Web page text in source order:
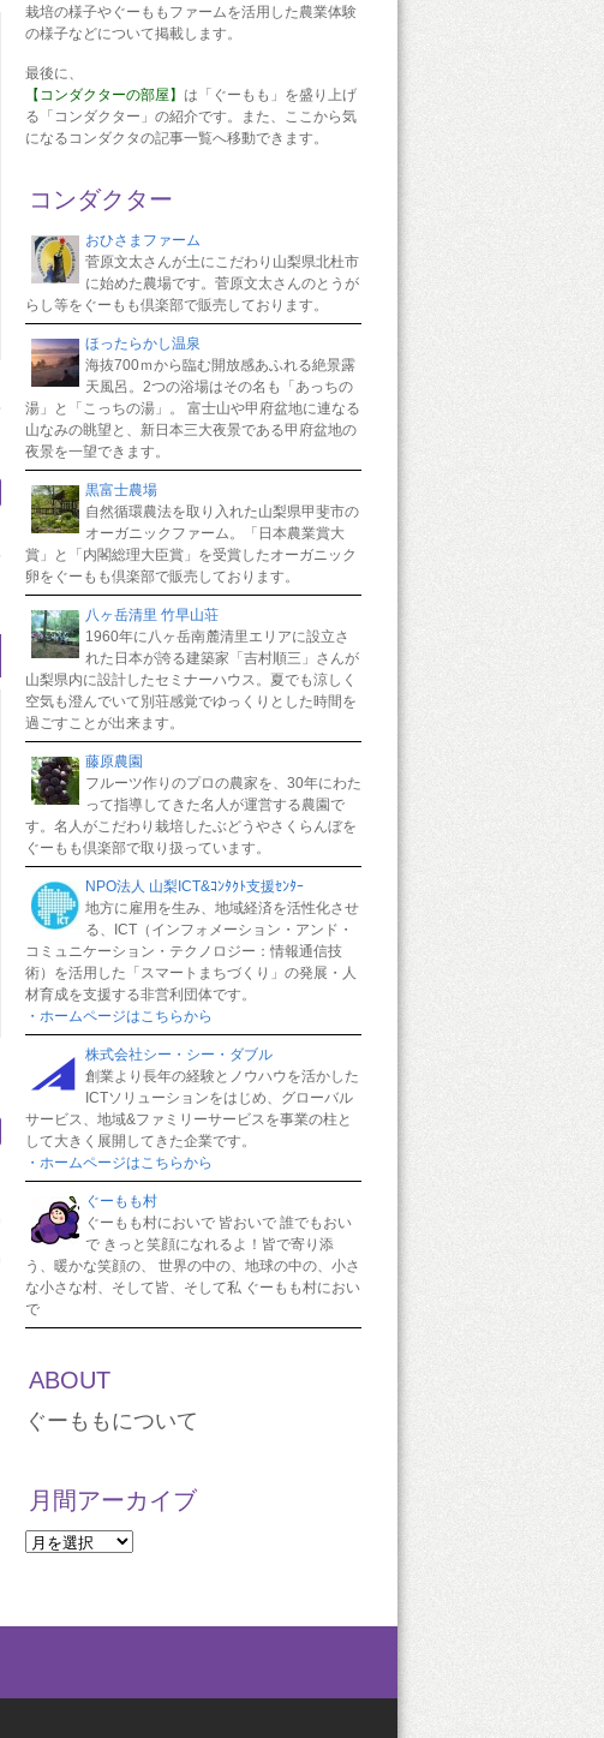
栽培の様子やぐーももファームを活用した農業体験
の様子などについて掲載します。
最後に、
【コンダクターの部屋】 は「ぐーもも」を盛り上げ
る「コンダクター」の紹介です。また、ここから気
になるコンダクタの記事一覧へ移動できます。
コンダクター
おひさまファーム
菅原文太さんが土にこだわり山梨県北杜市
に始めた農場です。菅原文太さんのとうが
らし等をぐーもも倶楽部で販売しております。
ほったらかし温泉
海抜700ｍから臨む開放感あふれる絶景露
天風呂。2つの浴場はその名も「あっちの
湯」と「こっちの湯」。 富士山や甲府盆地に連なる
山なみの眺望と、新日本三大夜景である甲府盆地の
夜景を一望できます。
黒富士農場
自然循環農法を取り入れた山梨県甲斐市の
オーガニックファーム。「日本農業賞大
賞」と「内閣総理大臣賞」を受賞したオーガニック
卵をぐーもも倶楽部で販売しております。
八ヶ岳清里 竹早山荘
1960年に八ヶ岳南麓清里エリアに設立さ
れた日本が誇る建築家「吉村順三」さんが
山梨県内に設計したセミナーハウス。夏でも涼しく
空気も澄んでいて別荘感覚でゆっくりとした時間を
過ごすことが出来ます。
藤原農園
フルーツ作りのプロの農家を、30年にわた
って指導してきた名人が運営する農園で
す。名人がこだわり栽培したぶどうやさくらんぼを
ぐーもも倶楽部で取り扱っています。
NPO法人 山梨ICT&ｺﾝﾀｸﾄ支援ｾﾝﾀｰ
地方に雇用を生み、地域経済を活性化させ
る、ICT（インフォメーション・アンド・
コミュニケーション・テクノロジー：情報通信技
術）を活用した「スマートまちづくり」の発展・人
材育成を支援する非営利団体です。
・ホームページはこちらから
株式会社シー・シー・ダブル
創業より長年の経験とノウハウを活かした
ICTソリューションをはじめ、グローバル
サービス、地域&ファミリーサービスを事業の柱と
して大きく展開してきた企業です。
・ホームページはこちらから
ぐーもも村
ぐーもも村においで 皆おいで 誰でもおい
で きっと笑顔になれるよ！皆で寄り添
う、暖かな笑顔の、 世界の中の、地球の中の、小さ
な小さな村、そして皆、そして私 ぐーもも村におい
で
ABOUT
ぐーももについて
月間アーカイブ
月
カ